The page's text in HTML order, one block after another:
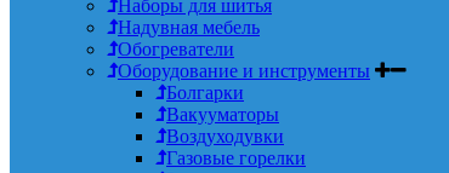
Наборы для шитья
Надувная мебель
Обогреватели
Оборудование и инструменты
Болгарки
Вакууматоры
Воздуходувки
Газовые горелки